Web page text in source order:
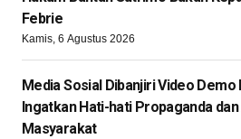
Febrie
Kamis, 6 Agustus 2026
Media Sosial Dibanjiri Video
Ingatkan Hati-hati Propaganda
Masyarakat